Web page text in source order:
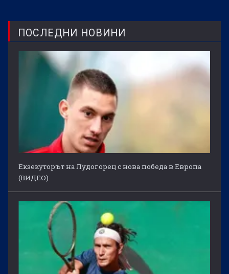
ПОСЛЕДНИ НОВИНИ
Екзекуторът на Лудогорец с нова победа в Европа
(ВИДЕО)